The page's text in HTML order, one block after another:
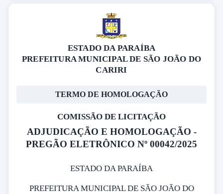
ESTADO DA PARAÍBA
PREFEITURA MUNICIPAL DE SÃO JOÃO DO
CARIRI
TERMO DE HOMOLOGAÇÃO
COMISSÃO DE LICITAÇÃO
ADJUDICAÇÃO E HOMOLOGAÇÃO -
PREGÃO ELETRÔNICO Nº 00042/2025
ESTADO DA PARAÍBA
PREFEITURA MUNICIPAL DE SÃO JOÃO DO